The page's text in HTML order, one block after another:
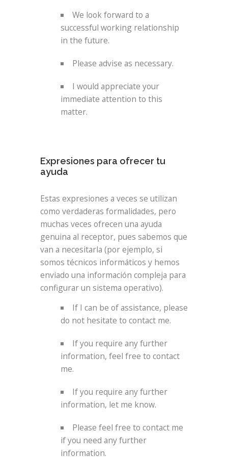
We look forward to a
successful working relationship
in the future.
Please advise as necessary.
I would appreciate your
immediate attention to this
matter.
Expresiones para ofrecer tu
ayuda
Estas expresiones a veces se utilizan
como verdaderas formalidades, pero
muchas veces ofrecen una ayuda
genuina al receptor, pues sabemos que
van a necesitarla (por ejemplo, si
somos técnicos informáticos y hemos
enviado una información compleja para
configurar un sistema operativo).
If I can be of assistance, please
do not hesitate to contact me.
If you require any further
information, feel free to contact
me.
If you require any further
information, let me know.
Please feel free to contact me
if you need any further
information.